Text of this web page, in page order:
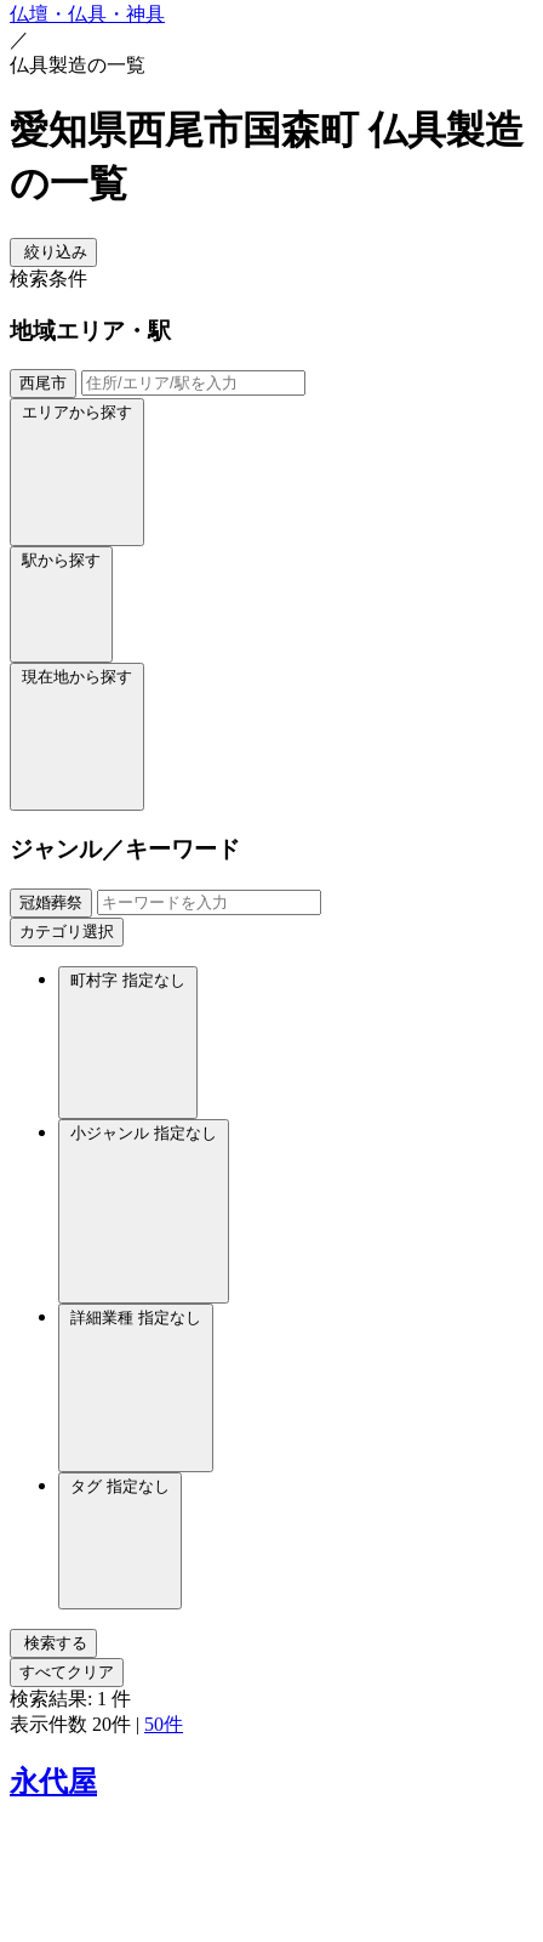
仏壇・仏具・神具
／
仏具製造の一覧
愛知県西尾市国森町 仏具製造
の一覧
絞り込み
検索条件
地域エリア・駅
西尾市
エリアから探す
駅から探す
現在地から探す
ジャンル／キーワード
冠婚葬祭
カテゴリ選択
町村字 指定なし
小ジャンル 指定なし
詳細業種 指定なし
タグ 指定なし
検索する
すべてクリア
検索結果: 1 件
表示件数 20件 | 50件
永代屋